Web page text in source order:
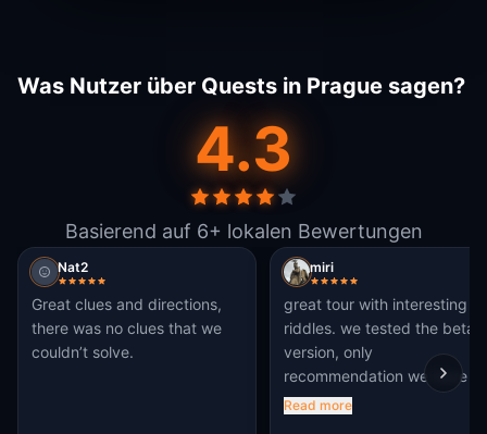
Was Nutzer über Quests in Prague sagen?
4.3
Basierend auf 6+ lokalen Bewertungen
Nat2
Great clues and directions,
there was no clues that we
couldn’t solve.
miri
great tour with interesting
riddles. we tested the beta
version, only
recommendation we have is
to adapt the first few
Read more